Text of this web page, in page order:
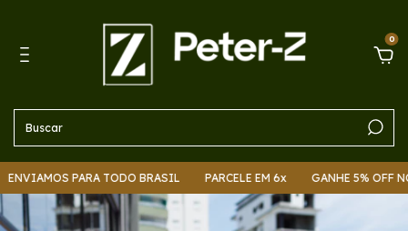
0
PARA TODO BRASIL PARCELE EM 6x GANHE 5% OFF NO